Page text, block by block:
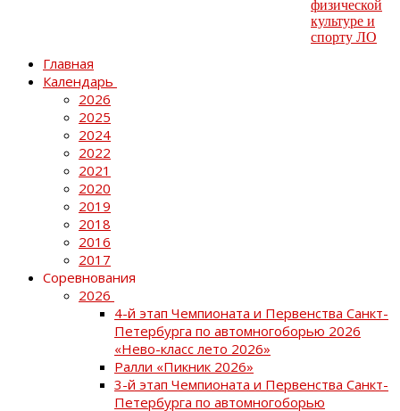
Главная
Календарь
2026
2025
2024
2022
2021
2020
2019
2018
2016
2017
Соревнования
2026
4-й этап Чемпионата и Первенства Санкт-
Петербурга по автомногоборью 2026
«Нево-класс лето 2026»
Ралли «Пикник 2026»
3-й этап Чемпионата и Первенства Санкт-
Петербурга по автомногоборью